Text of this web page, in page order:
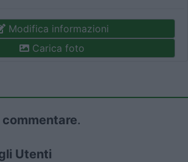
Modifica informazioni
Carica foto
commentare.
Utenti